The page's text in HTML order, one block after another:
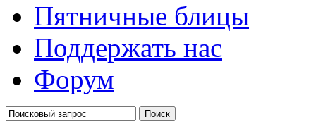
Пятничные блицы
Поддержать нас
Форум